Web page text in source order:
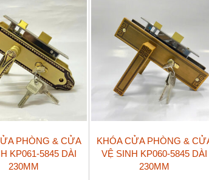
PHÒNG & CỬA
KP061-5845 DÀI
230MM
KHÓA CỬA PHÒNG &
VỆ SINH KP060-5845 DÀI
230MM